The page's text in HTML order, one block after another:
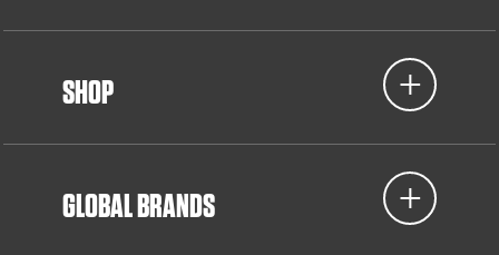
SHOP
GLOBAL BRANDS